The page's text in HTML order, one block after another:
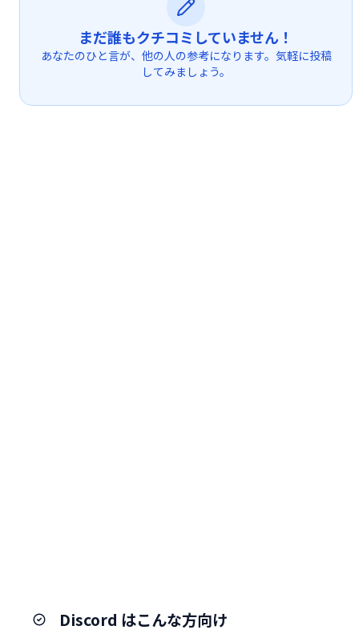
まだ誰もクチコミしていません！
あなたのひと言が、他の人の参考になります。気軽に投稿
してみましょう。
Discord はこんな方向け